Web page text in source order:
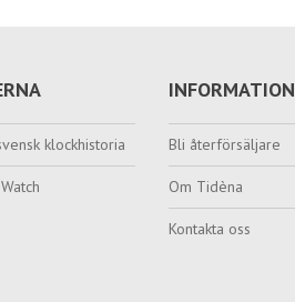
klockhistoria
INFORMATION
Bli återförsäljare
Om Tidèna
Kontakta oss